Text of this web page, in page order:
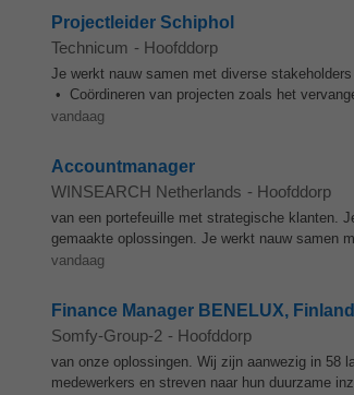
Projectleider Schiphol
Technicum - Hoofddorp
Je werkt nauw samen met diverse
• Coördineren van projecten zoals het
vandaag
Accountmanager
WINSEARCH Netherlands - Hoofddorp
van een portefeuille met strategische klanten.
gemaakte oplossingen. Je werkt nauw samen
vandaag
Finance Manager BENELUX,
Somfy-Group-2 - Hoofddorp
van onze oplossingen. Wij zijn aanwezig in 58
medewerkers en streven naar hun duurzame